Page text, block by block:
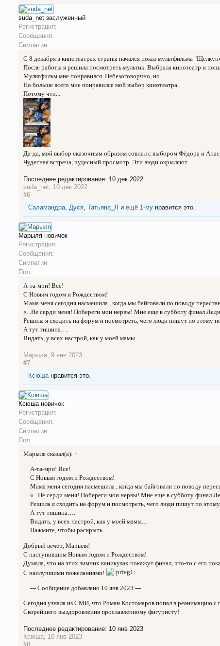
suda_net заслуженный
Регистрация:
Сообщения:
Симпатии:
С 8 декабря в кинотеатрах страны начался показ мультфильма
После работы я решила посмотреть мультик. Выбрала кинотеатр и
Мультфильм мне понравился. Небезоговорчно, но.
Но больше всего мне понравился мой выбор кинотеатра.
Потому что...
Да-да, мой выбор сказочным образом совпал с выбором Фёдора и
Чудесная встреча, чудесный просмотр. Эти люди окрыляют.
Последнее редактирование: 10 дек 2022
suda_net, 10 дек 2022
#6
Саламандра,Дуся,Татьяна_Л иещё 1-му нравится это.
Марыля новичок
Регистрация:
Сообщения:
Симпатии:
Пол:
А-та-мри! Все!
С Новым годом и Рождеством!
Мама меня сегодня насмешила , когда мы байговали по поводу
«...Не серди меня! Побереги мои нервы! Мне еще в субботу финал
Решила я сходить на форум и посмотреть, чего люди пишут по этому
А тут тишина….
Видать, у всех настрой, как у моей мамы...
Марыля, 9 янв 2023
#7
Ксюшанравится это.
Ксюша новичок
Регистрация:
Сообщения:
Симпатии:
Пол:
Марыля сказал(а): ↑
А-та-мри! Все!
С Новым годом и Рождеством!
Мама меня сегодня насмешила , когда мы байговали по поводу
«...Не серди меня! Побереги мои нервы! Мне еще в субботу финал
Решила я сходить на форум и посмотреть, чего люди пишут по
А тут тишина….
Видать, у всех настрой, как у моей мамы...
Нажмите, чтобы раскрыть...
Добрый вечер, Марыля!
С наступившим Новым годом и Рождеством!
Думала, что на этих зимних каникулах покажут финал, что-то с его
С наилучшими пожеланиями!
--- Сообщение добавлено 10 янв 2023 ---
Сегодня узнала из СМИ, что Роман Костомаров попал в реанимацию с
Скорейшего выздоровления прославленному фигуристу!
Последнее редактирование: 10 янв 2023
Ксюша, 10 янв 2023
#8